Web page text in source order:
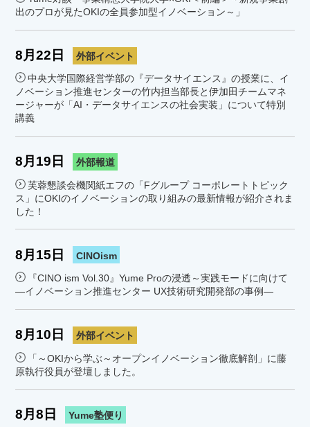
出のプロが見たOKIの全員参加型イノベーション～」
8月22日 外部イベント
中央大学国際経営学部の『データサイエンス』の授業に、イ
ノベーション推進センターの竹内担当部長と伊加田チームマネ
ージャーが「AI・データサイエンスの社会実装」について特別
講義
8月19日 外部報道
芙蓉懇談会機関紙エフの「Fグループ コーポレートトピック
ス」にOKIのイノベーションの取り組みの最新情報が紹介されま
した！
8月15日 CINOism
『CINO ism Vol.30』Yume Proの浸透～実践モードに向けて
―イノベーション推進センター UX技術研究開発部の事例―
8月10日 外部イベント
「～OKIから学ぶ～オープンイノベーション徹底解剖」に藤
原執行役員が登壇しました。
8月8日 Yume塾便り